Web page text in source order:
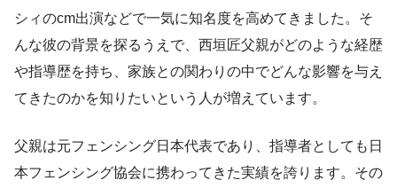
シィのcm出演などで一気に知名度を高めてきました。そ
んな彼の背景を探るうえで、西垣匠父親がどのような経歴
や指導歴を持ち、家族との関わりの中でどんな影響を与え
てきたのかを知りたいという人が増えています。
父親は元フェンシング日本代表であり、指導者としても日
本フェンシング協会に携わってきた実績を誇ります。その